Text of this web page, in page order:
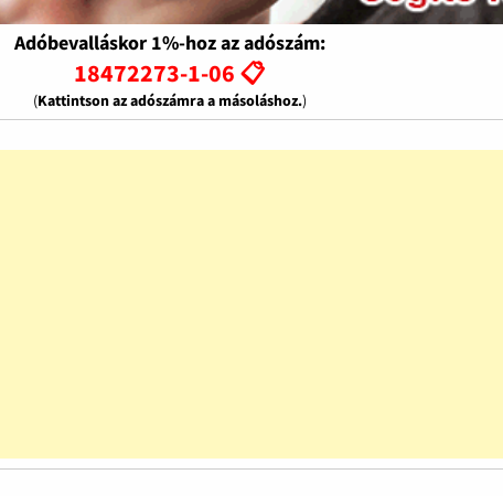
Adóbevalláskor 1%-hoz az adószám:
18472273-1-06 📋
(Kattintson az adószámra a másoláshoz.)